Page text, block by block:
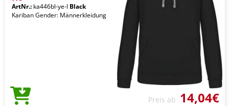
ArtNr.: ka446bl-ye-l Black
Kariban Gender: Männerkleidung
Preis ab 14,04€